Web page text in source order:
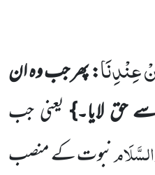
عِنْدِنَا: پھر جب وہ ان
حق لایا۔} یعنی جب
نبوت کے منصب